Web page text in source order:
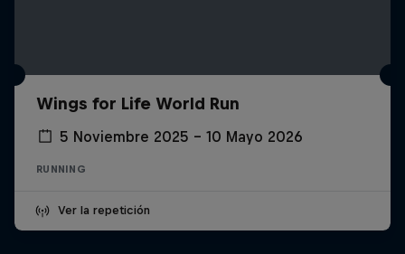
Wings for Life World Run
5 Noviembre 2025 – 10 Mayo 2026
RUNNING
Ver la repetición